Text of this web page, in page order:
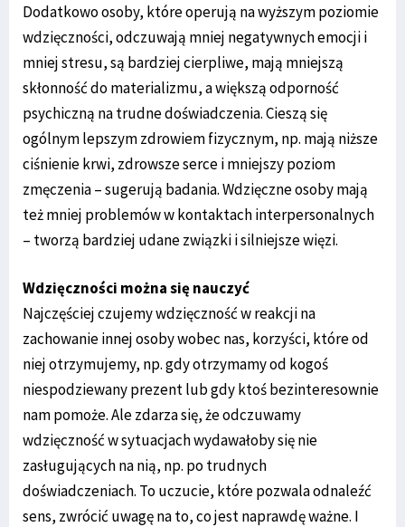
Dodatkowo osoby, które operują na wyższym poziomie
wdzięczności, odczuwają mniej negatywnych emocji i
mniej stresu, są bardziej cierpliwe, mają mniejszą
skłonność do materializmu, a większą odporność
psychiczną na trudne doświadczenia. Cieszą się
ogólnym lepszym zdrowiem fizycznym, np. mają niższe
ciśnienie krwi, zdrowsze serce i mniejszy poziom
zmęczenia – sugerują badania. Wdzięczne osoby mają
też mniej problemów w kontaktach interpersonalnych
– tworzą bardziej udane związki i silniejsze więzi.
Wdzięczności można się nauczyć
Najczęściej czujemy wdzięczność w reakcji na
zachowanie innej osoby wobec nas, korzyści, które od
niej otrzymujemy, np. gdy otrzymamy od kogoś
niespodziewany prezent lub gdy ktoś bezinteresownie
nam pomoże. Ale zdarza się, że odczuwamy
wdzięczność w sytuacjach wydawałoby się nie
zasługujących na nią, np. po trudnych
doświadczeniach. To uczucie, które pozwala odnaleźć
sens, zwrócić uwagę na to, co jest naprawdę ważne. I